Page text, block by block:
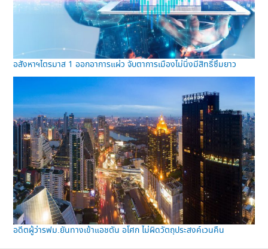
อสังหาฯไตรมาส 1 ออกอาการแผ่ว จับตาการเมืองไม่นิ่งมีสิทธิ์ซึมยาว
อดีตผู้ว่ารฟม.ยันทางเข้าแอชตัน อโศก ไม่ผิดวัตถุประสงค์เวนคืน